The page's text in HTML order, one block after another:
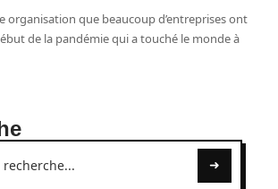
organisation que beaucoup d’entreprises ont
de la pandémie qui a touché le monde à